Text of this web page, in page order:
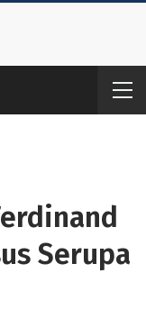
Serupa